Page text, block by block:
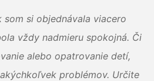
som si objednávala viacero
vždy nadmieru spokojná. Či
alebo opatrovanie detí,
problémov. Určite